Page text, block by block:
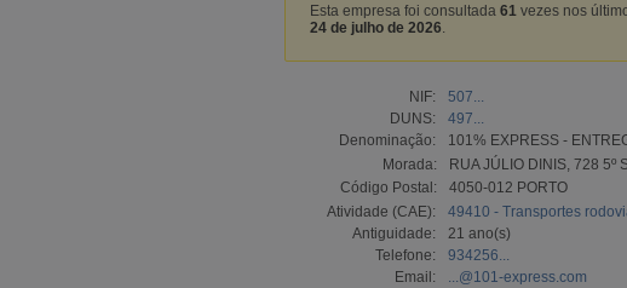
Esta empresa foi consultada 61 vezes nos
24 de julho de 2026
NIF:
507...
DUNS:
497...
Denominação:
101% EXPRESS -
Morada:
RUA JÚLIO DINIS, 728 5º
Código Postal:
4050-012 PORTO
Atividade (CAE):
49410 - Transportes
Antiguidade:
21 ano(s)
Telefone:
934256...
Email:
...@101-express.com